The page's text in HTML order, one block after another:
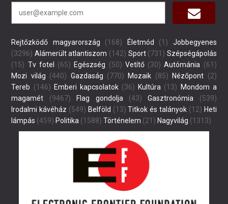
Rejtőzködő magyarország (168) Életmód (1)
Jobbegyenes
(3296) Alámerült atlantiszom (142) Sport(731) Szépségápolás
(15) Tv fotel (65) Egészség (50) Vetítő(30) Autómánia (61)
Mozi világ (440) Gazdaság (770) Mozaik (85) Nézőpont (2)
Tereb (146) Emberi kapcsolatok(36) Kultúra (13)
Mondom a
magamét (9467) Flag gondolja(43) Gasztronómia (539)
Irodalmi kávéház (549) Belföld (13) Titkok és talányok (12) Heti
lámpás (459) Politika (1588) Történelem (21) Nagyvilág (1313)